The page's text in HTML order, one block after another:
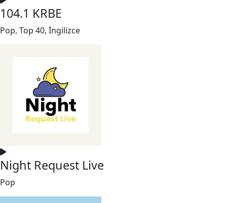
104.1 KRBE
Pop, Top 40, İngilizce
Night Request Live
Pop